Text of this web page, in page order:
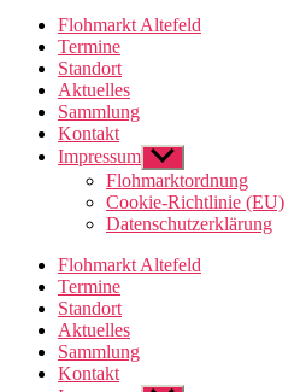
Flohmarkt Altefeld
Termine
Standort
Aktuelles
Sammlung
Kontakt
Impressum Untermenü
anzeigen
Flohmarktordnung
Cookie-Richtlinie (EU)
Datenschutzerklärung
Flohmarkt Altefeld
Termine
Standort
Aktuelles
Sammlung
Kontakt